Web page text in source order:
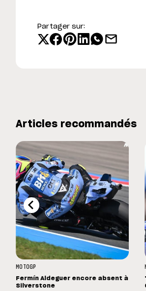
Partager sur:
Articles recommandés
MOTOGP
Fermín Aldeguer encore absent à
Silverstone